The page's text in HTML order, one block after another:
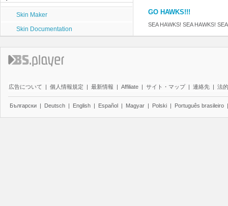
Skin Maker
Skin Documentation
GO HAWKS!!!
SEA HAWKS! SEA HAWKS!
広告について | 個人情報規定 | 最新情報 | Affiliate | サイト・マップ | 連絡先 | 法
Български | Deutsch | English | Español | Magyar | Polski | Português brasileiro